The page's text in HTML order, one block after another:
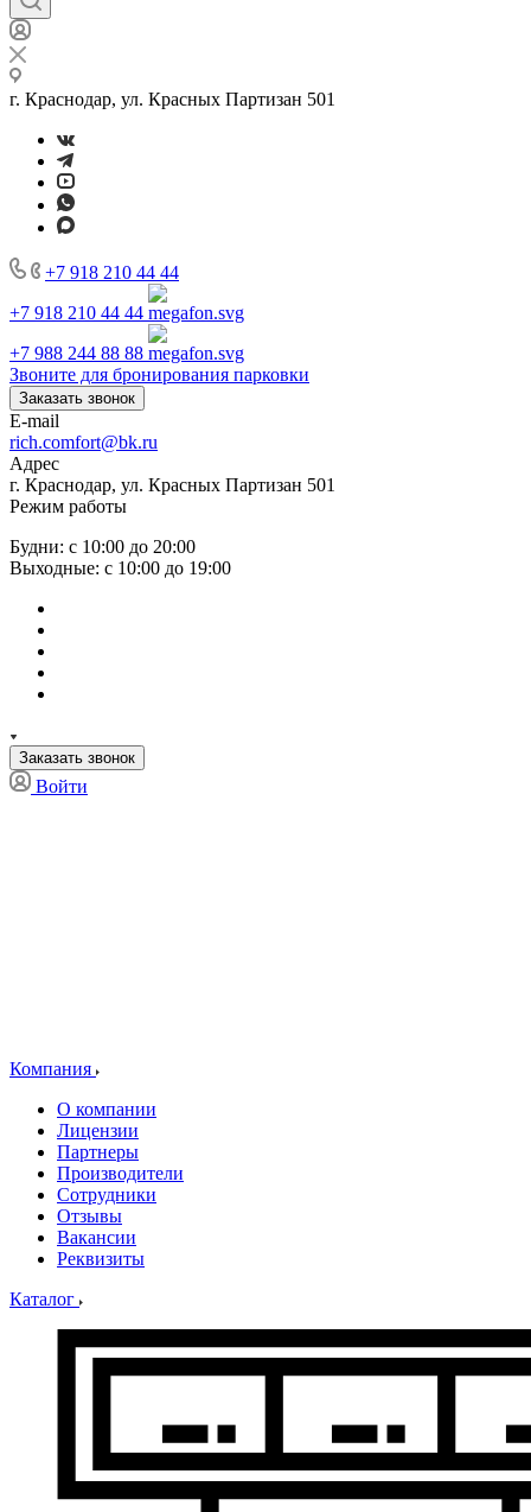
г. Краснодар, ул. Красных Партизан 501
+7 918 210 44 44
+7 918 210 44 44
+7 988 244 88 88
Звоните для бронирования парковки
Заказать звонок
E-mail
rich.comfort@bk.ru
Адрес
г. Краснодар, ул. Красных Партизан 501
Режим работы
Будни: с 10:00 до 20:00
Выходные: с 10:00 до 19:00
Заказать звонок
Войти
Компания
О компании
Лицензии
Партнеры
Производители
Сотрудники
Отзывы
Вакансии
Реквизиты
Каталог